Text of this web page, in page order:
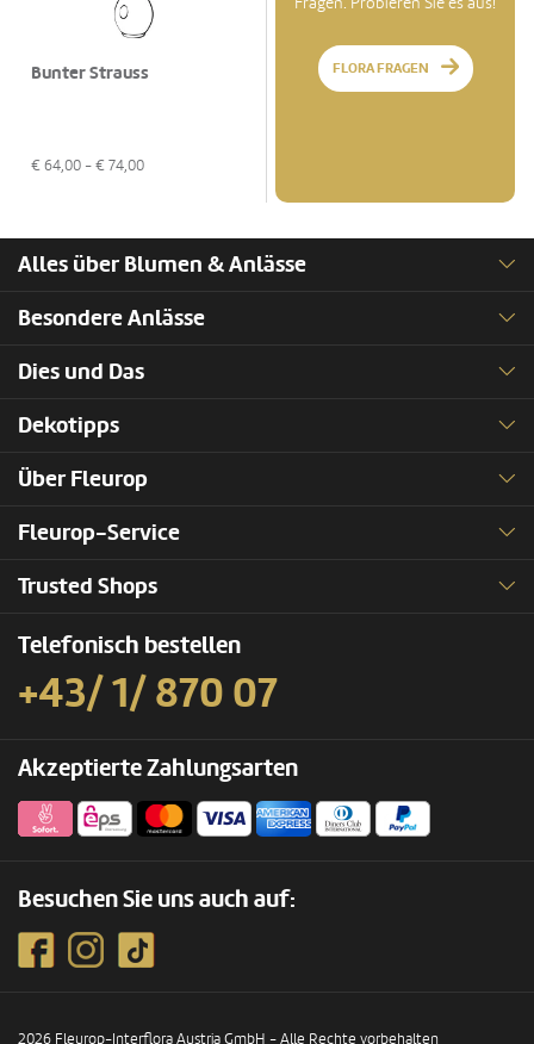
Bunter Strauss
€ 64,00 - € 74,00
FLORA FRAGEN
Alles über Blumen & Anlässe
Besondere Anlässe
Dies und Das
Dekotipps
Über Fleurop
Fleurop-Service
Trusted Shops
Telefonisch bestellen
+43/ 1/ 870 07
Akzeptierte Zahlungsarten
Besuchen Sie uns auch auf:
2026 Fleurop-Interflora Austria GmbH - Alle Rechte vorbehalten